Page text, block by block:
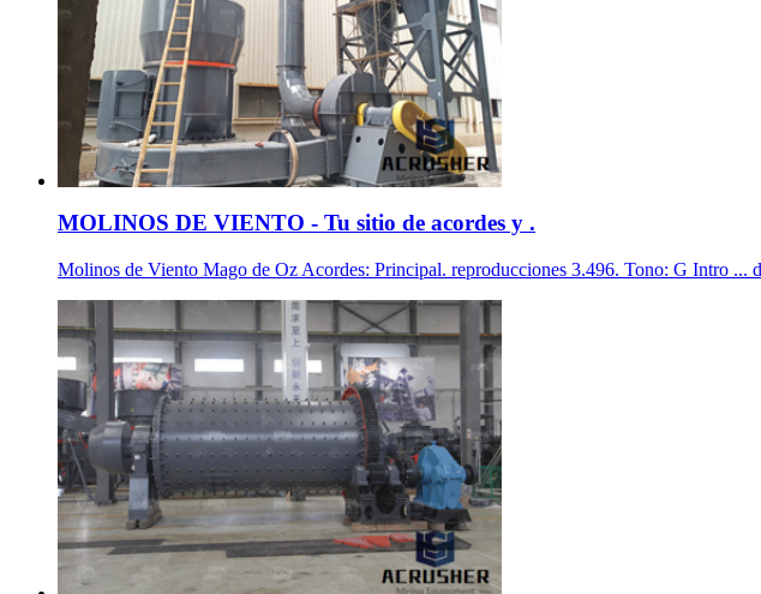
MOLINOS DE VIENTO - Tu sitio de acordes y .
Molinos de Viento Mago de Oz Acordes: Principal. reproducciones 3.496. Tono: G Intro ...